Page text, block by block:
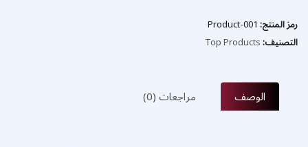
رمز المنتج:Product-001
التصنيف:Top Products
الوصف مراجعات (0)